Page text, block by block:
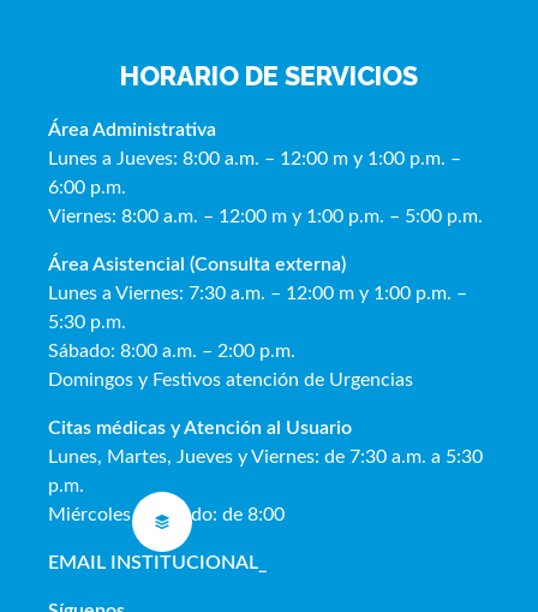
HORARIO DE SERVICIOS
Área Administrativa
Lunes a Jueves: 8:00 a.m. – 12:00 m y 1:00 p.m. –
6:00 p.m.
Viernes: 8:00 a.m. – 12:00 m y 1:00 p.m. – 5:00 p.m.
Área Asistencial (Consulta externa)
Lunes a Viernes: 7:30 a.m. – 12:00 m y 1:00 p.m. –
5:30 p.m.
Sábado: 8:00 a.m. – 2:00 p.m.
Domingos y Festivos atención de Urgencias
Citas médicas y Atención al Usuario
Lunes, Martes, Jueves y Viernes: de 7:30 a.m. a 5:30
p.m.
Miércoles y Sábado: de 8:00
EMAIL INSTITUCIONAL